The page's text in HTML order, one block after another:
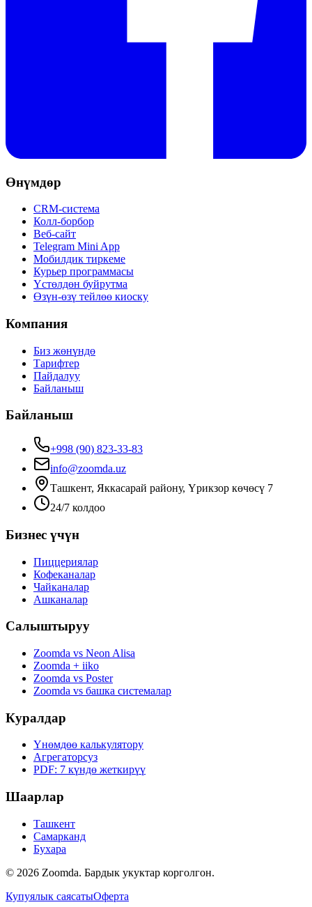
Өнүмдөр
CRM-система
Колл-борбор
Веб-сайт
Telegram Mini App
Мобилдик тиркеме
Курьер программасы
Үстөлдөн буйрутма
Өзүн-өзү тейлөө киоску
Компания
Биз жөнүндө
Тарифтер
Пайдалуу
Байланыш
Байланыш
+998 (90) 823-33-83
info@zoomda.uz
Ташкент, Яккасарай району, Үрикзор көчөсү 7
24/7 колдоо
Бизнес үчүн
Пиццериялар
Кофеканалар
Чайканалар
Ашканалар
Салыштыруу
Zoomda vs Neon Alisa
Zoomda + iiko
Zoomda vs Poster
Zoomda vs башка системалар
Куралдар
Үнөмдөө калькулятору
Агрегаторсуз
PDF: 7 күндө жеткирүү
Шаарлар
Ташкент
Самарканд
Бухара
© 2026 Zoomda. Бардык укуктар корголгон.
Купуялык саясатыОферта